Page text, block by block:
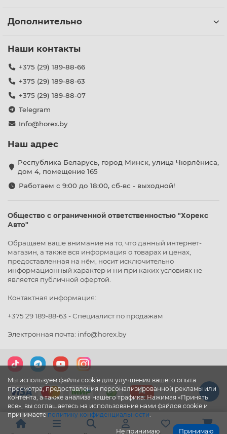
Мы используем файлы cookie для улучшения вашего опыта
просмотра, предоставления персонализированной рекламы или
контента, а также анализа нашего трафика. Нажимая «Принять
все», вы соглашаетесь на использование нами файлов cookie и
принимаете политику конфиденциальности.
Не принимаю Принимаю
Дополнительно
Наши контакты
+375 (29) 189-88-66
+375 (29) 189-88-63
+375 (29) 189-88-07
Telegram
Info@horex.by
Наш адрес
Республика Беларусь, город Минск, улица Чюрлёниса,
дом 4, помещение 165
Работаем с 9:00 до 18:00, сб-вс - выходной!
Общество с ограниченной ответственностью "Хорекс
Авто"
Обращаем ваше внимание на то, что данный интернет-
магазин, а также вся информация о товарах и ценах,
предоставленная на нём, носит исключительно
информационный характер и ни при каких условиях не
является публичной офертой.
Контактная информация:
+375 29 189-88-63 - Специалист по продажам
Электронная почта: info@horex.by